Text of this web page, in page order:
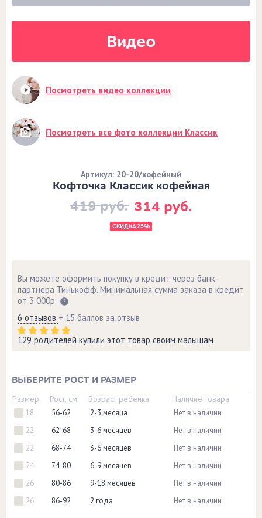
Видео
Посмотреть видео коллекции
Посмотреть все фото коллекции Классик
СКИДКА 25%
419 руб. 314 руб.
Кофточка Классик кофейная
Артикул: 20-20/кофейный
Вы можете оформить покупку в кредит через банк-
партнера Тинькофф. Минимальная сумма заказа в кредит
от 3 000р
6 отзывов + 15 баллов за отзыв
129 родителей купили этот товар своим малышам
ВЫБЕРИТЕ РОСТ И РАЗМЕР
Размер Рост, см Возраст ребенка Наличие товара
18 56-62 2-3 месяца
Нет в наличии
22
62-68 3-6 месяцев
Нет в наличии
22
68-74 3-6 месяцев
Нет в наличии
24
74-80 6-9 месяцев
Нет в наличии
26
80-86 9-18 месяцев
Нет в наличии
26
86-92 2 года Нет в наличии